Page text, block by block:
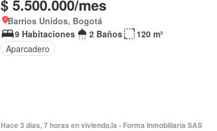
$ 5.500.000/mes
Barrios Unidos, Bogotá
9 Habitaciones
2 Baños
120 m²
Aparcadero
Hace 3 días, 7 horas en viviendo.la - Forma Inmobiliaria SAS